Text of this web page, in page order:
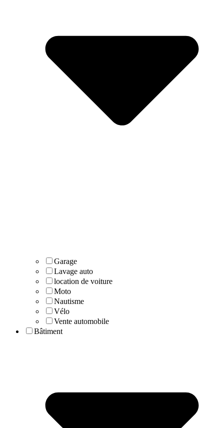
Garage
Lavage auto
location de voiture
Moto
Nautisme
Vélo
Vente automobile
Bâtiment